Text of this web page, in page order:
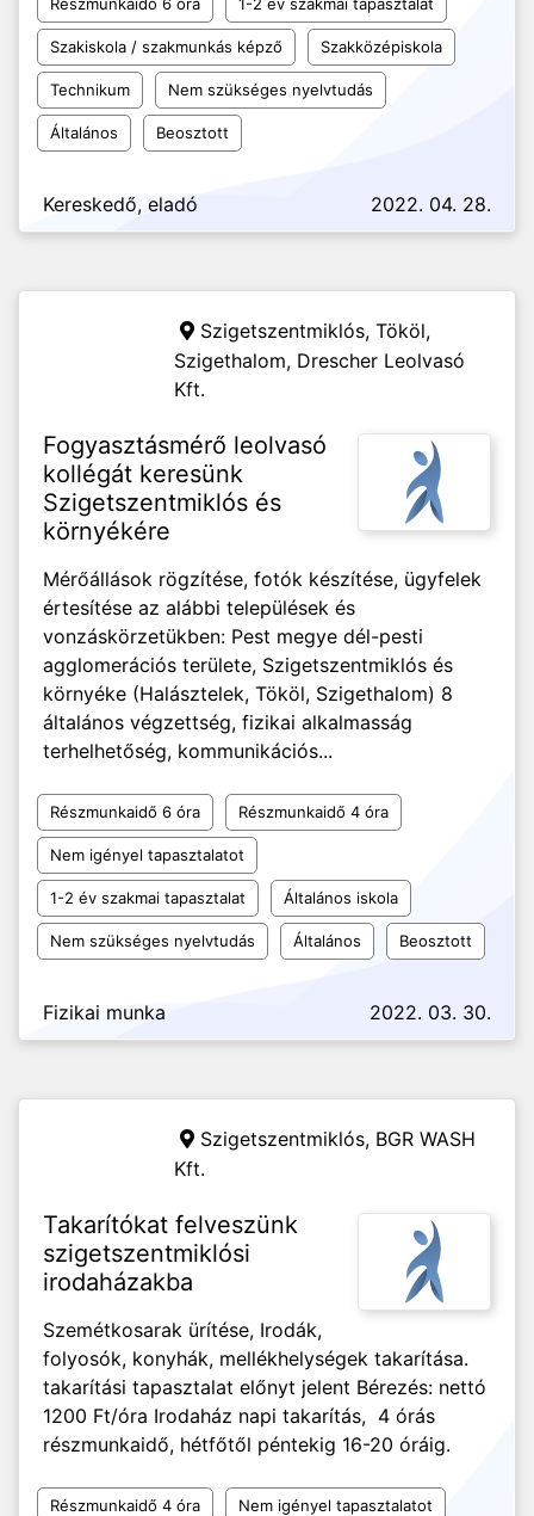
Szakiskola / szakmunkás képző Szakközépiskola
Technikum Nem szükséges nyelvtudás
Általános Beosztott
Kereskedő, eladó 2022. 04. 28.
Szigetszentmiklós, Tököl,
Szigethalom, Drescher Leolvasó
Kft.
Fogyasztásmérő leolvasó
kollégát keresünk
Szigetszentmiklós és
környékére
Mérőállások rögzítése, fotók készítése, ügyfelek
értesítése az alábbi települések és
vonzáskörzetükben: Pest megye dél-pesti
agglomerációs területe, Szigetszentmiklós és
környéke (Halásztelek, Tököl, Szigethalom) 8
általános végzettség, fizikai alkalmasság
terhelhetőség, kommunikációs...
Részmunkaidő 6 óra Részmunkaidő 4 óra
Nem igényel tapasztalatot
1-2 év szakmai tapasztalat Általános iskola
Nem szükséges nyelvtudás Általános Beosztott
Fizikai munka 2022. 03. 30.
Szigetszentmiklós, BGR WASH
Kft.
Takarítókat felveszünk
szigetszentmiklósi
irodaházakba
Szemétkosarak ürítése, Irodák,
folyosók, konyhák, mellékhelységek takarítása.
takarítási tapasztalat előnyt jelent Bérezés: nettó
1200 Ft/óra Irodaház napi takarítás, 4 órás
részmunkaidő, hétfőtől péntekig 16-20 óráig.
Részmunkaidő 4 óra Nem igényel tapasztalatot